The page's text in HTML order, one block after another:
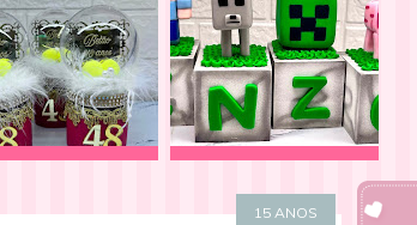
15 ANOS